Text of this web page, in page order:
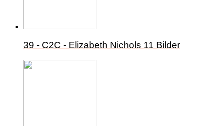
39 - C2C - Elizabeth Nichols 11 Bilder